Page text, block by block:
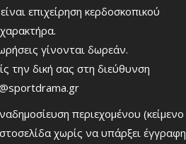
επιχείρηση κερδοσκοπικού
χαρακτήρα.
γίνονται δωρεάν.
την δική σας στη διεύθυνση
περιεχομένου (κείμενο
χωρίς να υπάρξει έγγραφη